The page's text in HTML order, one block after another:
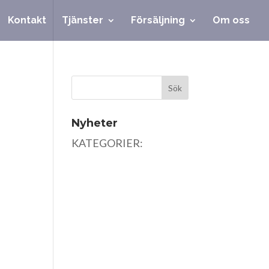
Kontakt Tjänster Försäljning Om oss
Nyheter
KATEGORIER: